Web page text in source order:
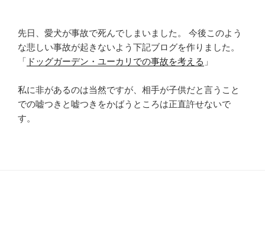
先日、愛犬が事故で死んでしまいました。 今後このよう
な悲しい事故が起きないよう下記ブログを作りました。
「 ドッグガーデン・ユーカリでの事故を考える 」
私に非があるのは当然ですが、相手が子供だと言うこと
での嘘つきと嘘つきをかばうところは正直許せないで
す。